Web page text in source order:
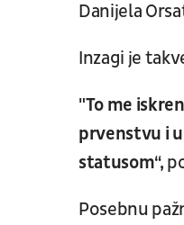
Danijela
Inzagi je
"To me
prvenstvu i
statusom“,
Posebnu